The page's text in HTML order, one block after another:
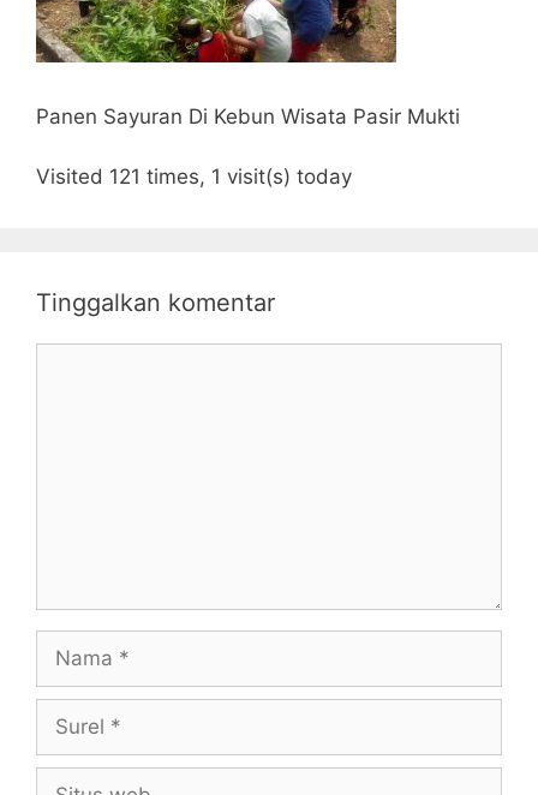
Panen Sayuran Di Kebun Wisata Pasir Mukti
Visited 121 times, 1 visit(s) today
Tinggalkan komentar
Nama
Surel
Situs